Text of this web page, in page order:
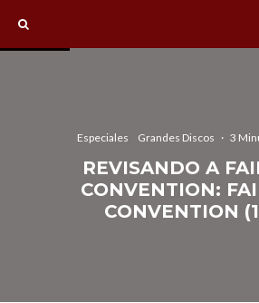
Especiales Grandes Discos · 3
REVISANDO A
CONVENTION:
CONVENTION